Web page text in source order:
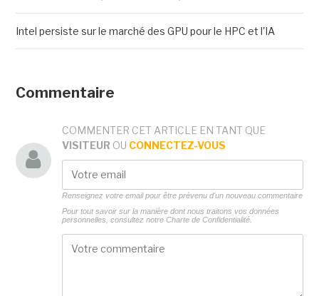
Intel persiste sur le marché des GPU pour le HPC et l'IA
Commentaire
COMMENTER CET ARTICLE EN TANT QUE
VISITEUR OU CONNECTEZ-VOUS
Renseignez votre email pour être prévenu d'un nouveau commentaire
Pour tout savoir sur la manière dont nous traitons vos données
personnelles, consultez notre Charte de Confidentialité.